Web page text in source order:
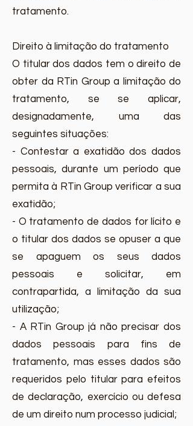
tratamento.
Direito à limitação do tratamento
O titular dos dados tem o direito de
obter da RTin Group a limitação do
tratamento, se se aplicar,
designadamente, uma das
seguintes situações:
- Contestar a exatidão dos dados
pessoais, durante um período que
permita à RTin Group verificar a sua
exatidão;
- O tratamento de dados for lícito e
o titular dos dados se opuser a que
se apaguem os seus dados
pessoais e solicitar, em
contrapartida, a limitação da sua
utilização;
- A RTin Group já não precisar dos
dados pessoais para fins de
tratamento, mas esses dados são
requeridos pelo titular para efeitos
de declaração, exercício ou defesa
de um direito num processo judicial;